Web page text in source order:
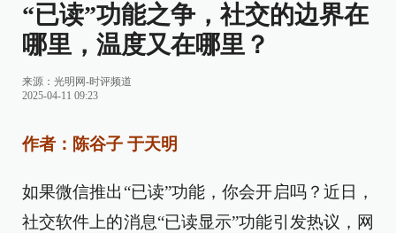
“已读”功能之争，社交的边界在
哪里，温度又在哪里？
来源： 光明网-时评频道
2025-04-11 09:23
作者：陈谷子 于天明
如果微信推出“已读”功能，你会开启吗？近日，
社交软件上的消息“已读显示”功能引发热议，网